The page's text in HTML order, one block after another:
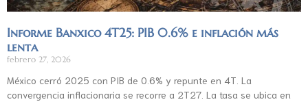
Informe Banxico 4T25: PIB 0.6% e inflación más
lenta
febrero 27, 2026
México cerró 2025 con PIB de 0.6% y repunte en 4T. La
convergencia inflacionaria se recorre a 2T27. La tasa se ubica en